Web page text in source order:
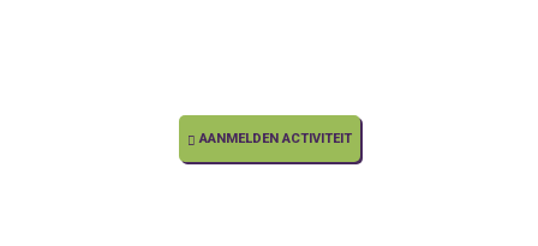
AANMELDEN ACTIVITEIT